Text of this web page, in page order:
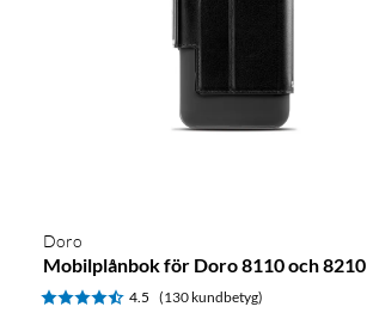
Doro
Mobilplånbok för Doro 8110 och 8210
4.5 (130 kundbetyg)